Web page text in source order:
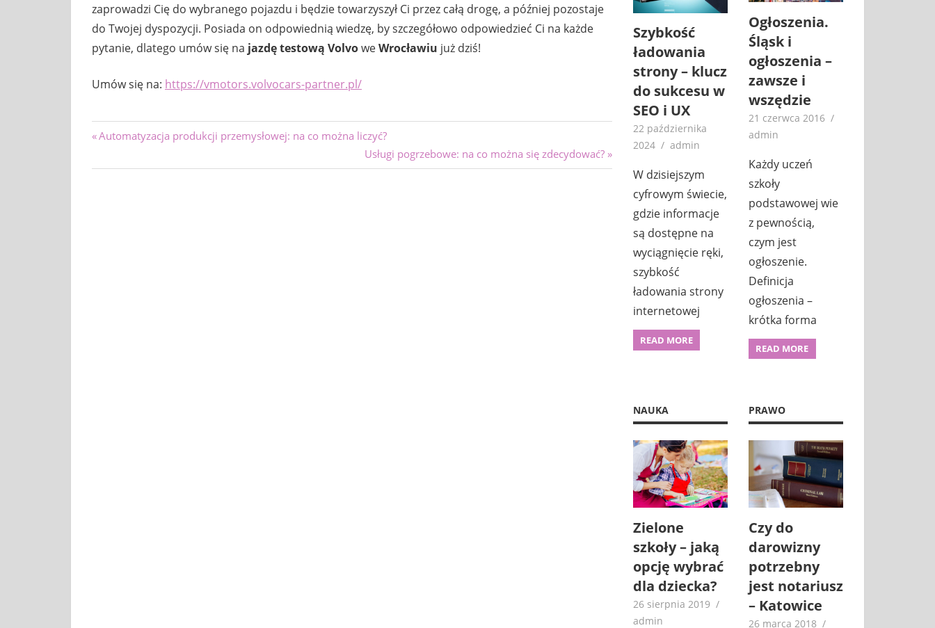
zaprowadzi Cię do wybranego pojazdu i będzie towarzyszył Ci przez całą drogę, a później pozostaje
do Twojej dyspozycji. Posiada on odpowiednią wiedzę, by szczegółowo odpowiedzieć Ci na każde
pytanie, dlatego umów się na jazdę testową VolvoweWrocławiu już dziś!
Umów się na: https://vmotors.volvocars-partner.pl/
Nawigacja
wpisu
Previous
Automatyzacja produkcji przemysłowej: na co można liczyć?
Next
Post:
Usługi pogrzebowe: na co można się zdecydować?
Szybkość
ładowania
strony – klucz
do sukcesu w
SEO i UX
22 października
2024
admin
W dzisiejszym
cyfrowym świecie,
gdzie informacje
są dostępne na
wyciągnięcie ręki,
szybkość
ładowania strony
internetowej
READ MORE
Ogłoszenia.
Śląsk i
ogłoszenia –
zawsze i
wszędzie
21 czerwca 2016
admin
Każdy uczeń
szkoły
podstawowej wie
z pewnością,
czym jest
ogłoszenie.
Definicja
ogłoszenia –
krótka forma
READ MORE
NAUKA
Zielone
szkoły – jaką
opcję wybrać
dla dziecka?
26 sierpnia 2019
admin
PRAWO
Czy do
darowizny
potrzebny
jest notariusz
– Katowice
26 marca 2018